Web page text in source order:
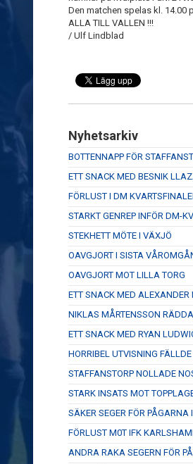
Den matchen spelas kl.
ALLA TILL VALLEN !!!
/ Ulf Lindblad
Nyhetsarkiv
BOTTENNAPP FÖR
ETT SNACK MED BESNIK
FÖRLUST I DM
STARKT GENREP INFÖR DM-
STEKHETT MÖTE I VÄXJÖ
OAVGJORT I SISTA
OAVGJORT MOT LILLA TORG
ETT SNACK MED ALEXANDER
NIKLAS MÅRTENSSON
ETT SNACK MED RYAN
HORRIBEL UTVISNING
STAFFANSTORP NOLLADE
STARK INSATS MOT
SÄKER SEGER FÖR PÅGARNA
FÖRLUST M0T IFK
ANDRA RAKA SEGERN FÖR